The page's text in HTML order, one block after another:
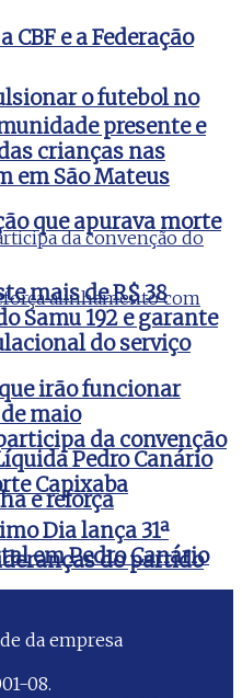
CBF e a Federação
o futebol no
da convenção
e reforça
do partido
presente e
crianças nas
em São Mateus
que apurava morte
mais de R$ 38
Samu 192 e garante
do serviço
irão funcionar
maio
Pedro Canário
Capixaba
Dia lança 31ª
em Pedro Canário
da empresa
08.